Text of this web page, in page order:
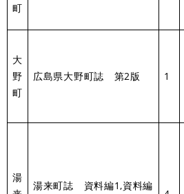
町
大
野
町
広島県大野町誌 第2版 1
湯
湯来町誌 資料編1,資料編